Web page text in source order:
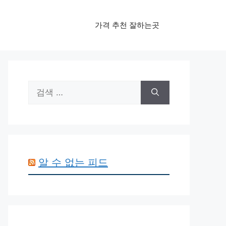
가격 추천 잘하는곳
색:
알 수 없는 피드